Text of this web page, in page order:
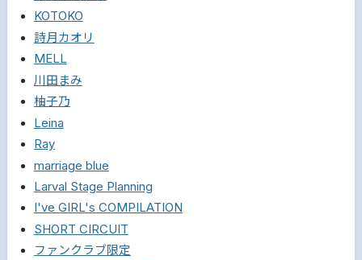
KOTOKO
詩月カオリ
MELL
川田まみ
柚子乃
Leina
Ray
marriage blue
Larval Stage Planning
I've GIRL's COMPILATION
SHORT CIRCUIT
ファンクラブ限定